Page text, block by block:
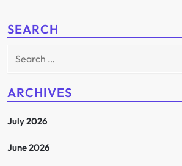
SEARCH
Search
ARCHIVES
July 2026
June 2026